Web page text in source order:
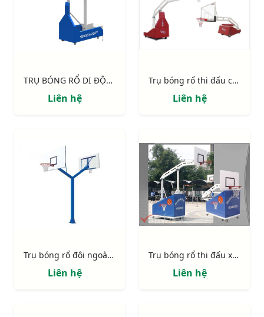
TRỤ BÓNG RỔ DI ĐỘNG CỐ ĐỊNH CHIỀU CAO, TẦM VƯƠN 1.20M S14632-CPTL
Liên hệ
Trụ bóng rổ thi đấu chuyên nghiệp Epic
Liên hệ
Trụ bóng rổ đôi ngoài trời 818878
Liên hệ
Trụ bóng rổ thi đấu xếp 801870
Liên hệ